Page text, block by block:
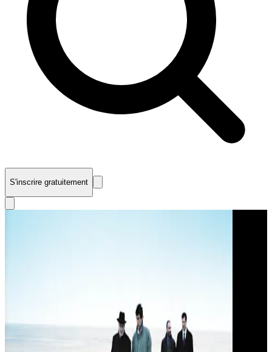
S'inscrire gratuitement